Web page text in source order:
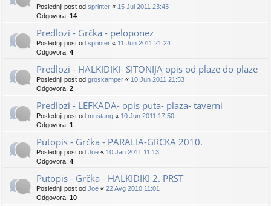
Poslednji post od sprinter « 15 Jul 2011 23:43
Odgovora: 14
Predlozi - Grčka - peloponez
Poslednji post od sprinter « 11 Jun 2011 21:24
Odgovora: 4
Predlozi - HALKIDIKI- SITONIJA opis od plaze do plaze
Poslednji post od groskamper « 10 Jun 2011 21:53
Odgovora: 2
Predlozi - LEFKADA- opis puta- plaza- taverni
Poslednji post od mustang « 10 Jun 2011 17:50
Odgovora: 1
Putopis - Grčka - PARALIA-GRCKA 2010.
Poslednji post od Joe « 10 Jan 2011 11:13
Odgovora: 4
Putopis - Grčka - HALKIDIKI 2. PRST
Poslednji post od Joe « 22 Avg 2010 11:01
Odgovora: 10